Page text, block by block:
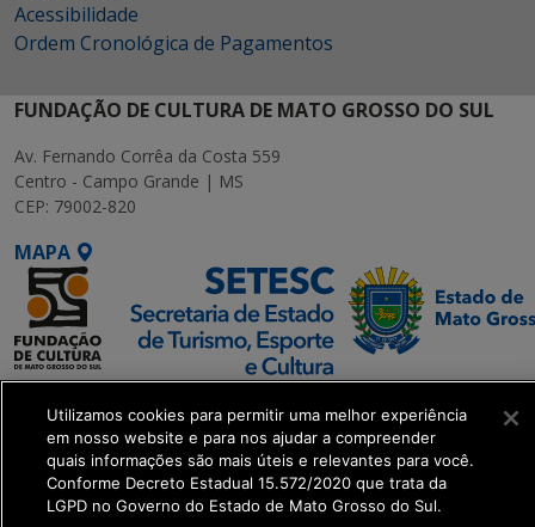
Acessibilidade
Ordem Cronológica de Pagamentos
FUNDAÇÃO DE CULTURA DE MATO GROSSO DO SUL
Av. Fernando Corrêa da Costa 559
Centro - Campo Grande | MS
CEP: 79002-820
MAPA
SETDIG | Secretaria-
Executiva de
Transformação Digital
Utilizamos cookies para permitir uma melhor experiência
em nosso website e para nos ajudar a compreender
quais informações são mais úteis e relevantes para você.
Conforme Decreto Estadual 15.572/2020 que trata da
LGPD no Governo do Estado de Mato Grosso do Sul.